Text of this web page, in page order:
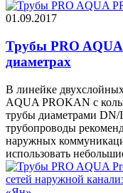
01.09.2017
Трубы PRO
диаметрах
В линейке
AQUA PROKAN с
трубы диаметрами
трубопроводы
наружных
использовать